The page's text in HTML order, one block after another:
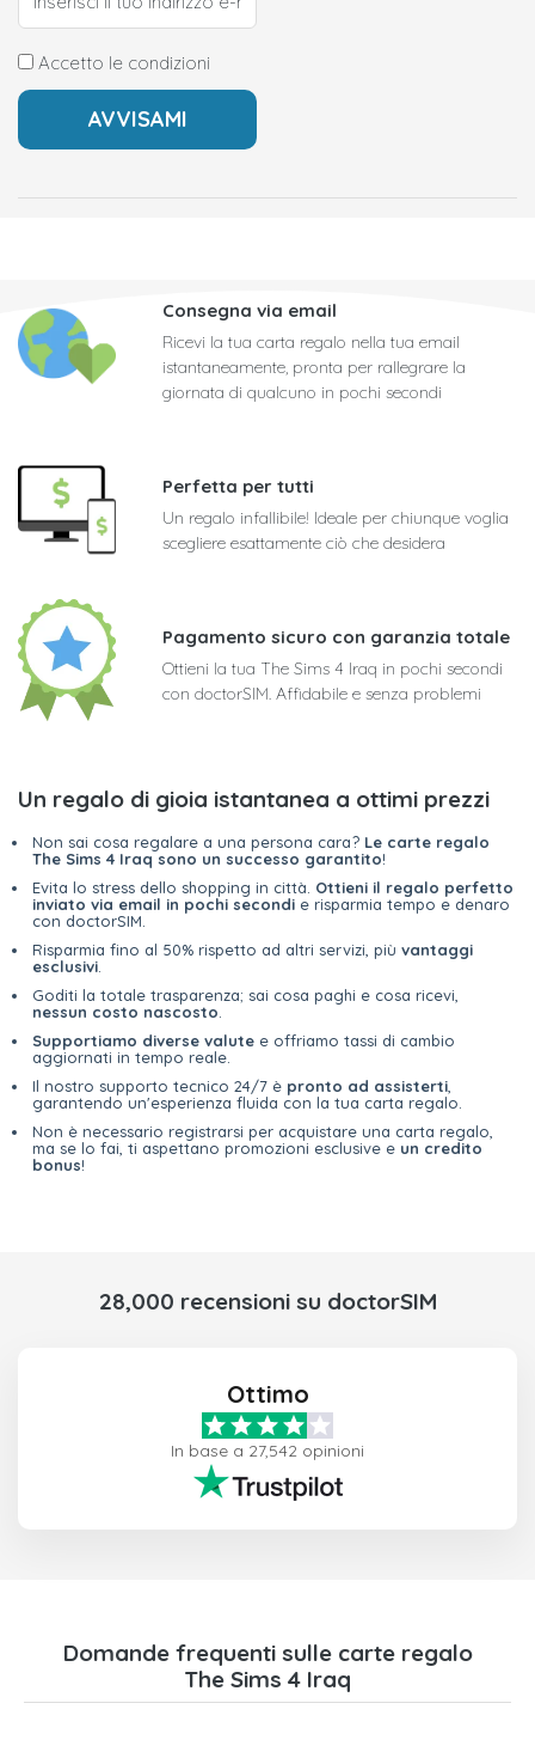
Accetto le condizioni
Consegna via email
Ricevi la tua carta regalo nella tua email
istantaneamente, pronta per rallegrare la
giornata di qualcuno in pochi secondi
Perfetta per tutti
Un regalo infallibile! Ideale per chiunque voglia
scegliere esattamente ciò che desidera
Pagamento sicuro con garanzia totale
Ottieni la tua The Sims 4 Iraq in pochi secondi
con doctorSIM. Affidabile e senza problemi
Un regalo di gioia istantanea a ottimi prezzi
Non sai cosa regalare a una persona cara? Le carte regalo
The Sims 4 Iraq sono un successo garantito!
Evita lo stress dello shopping in città. Ottieni il regalo perfetto
inviato via email in pochi secondi e risparmia tempo e denaro
con doctorSIM.
Risparmia fino al 50% rispetto ad altri servizi, più vantaggi
esclusivi
Goditi la totale trasparenza; sai cosa paghi e cosa ricevi,
nessun costo nascosto
Supportiamo diverse valute e offriamo tassi di cambio
aggiornati in tempo reale.
Il nostro supporto tecnico 24/7 è pronto ad assisterti
garantendo un'esperienza fluida con la tua carta regalo.
Non è necessario registrarsi per acquistare una carta regalo,
ma se lo fai, ti aspettano promozioni esclusive e un credito
bonus!
28,000 recensioni su doctorSIM
Ottimo
In base a 27,542 opinioni
Domande frequenti sulle carte regalo
The Sims 4 Iraq